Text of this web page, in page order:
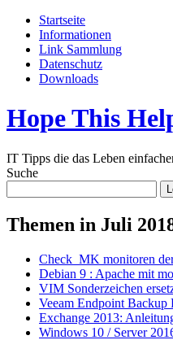
Startseite
Informationen
Link Sammlung
Datenschutz
Downloads
Hope This
IT Tipps die das Leben
Suche
Themen in Juli
Check_MK monitoren
Debian 9 : Apache mit
VIM Sonderzeichen
Veeam Endpoint Backup
Exchange 2013:
Windows 10 / Server